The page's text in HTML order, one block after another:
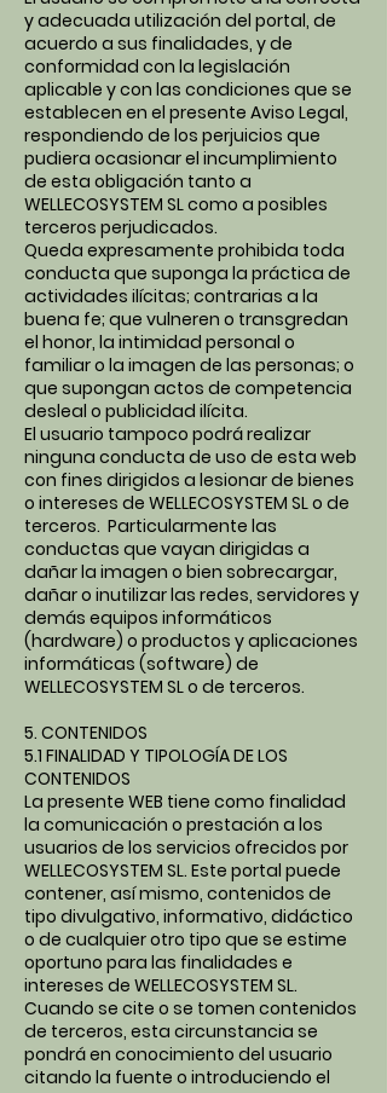
y adecuada utilización del portal, de
acuerdo a sus finalidades, y de
conformidad con la legislación
aplicable y con las condiciones que se
establecen en el presente Aviso Legal,
respondiendo de los perjuicios que
pudiera ocasionar el incumplimiento
de esta obligación tanto a
WELLECOSYSTEM SL como a posibles
terceros perjudicados.
Queda expresamente prohibida toda
conducta que suponga la práctica de
actividades ilícitas; contrarias a la
buena fe; que vulneren o transgredan
el honor, la intimidad personal o
familiar o la imagen de las personas; o
que supongan actos de competencia
desleal o publicidad ilícita.
El usuario tampoco podrá realizar
ninguna conducta de uso de esta web
con fines dirigidos a lesionar de bienes
o intereses de WELLECOSYSTEM SL o de
terceros. Particularmente las
conductas que vayan dirigidas a
dañar la imagen o bien sobrecargar,
dañar o inutilizar las redes, servidores y
demás equipos informáticos
(hardware) o productos y aplicaciones
informáticas (software) de
WELLECOSYSTEM SL o de terceros.
5. CONTENIDOS
5.1 FINALIDAD Y TIPOLOGÍA DE LOS
CONTENIDOS
La presente WEB tiene como finalidad
la comunicación o prestación a los
usuarios de los servicios ofrecidos por
WELLECOSYSTEM SL. Este portal puede
contener, así mismo, contenidos de
tipo divulgativo, informativo, didáctico
o de cualquier otro tipo que se estime
oportuno para las finalidades e
intereses de WELLECOSYSTEM SL.
Cuando se cite o se tomen contenidos
de terceros, esta circunstancia se
pondrá en conocimiento del usuario
citando la fuente o introduciendo el